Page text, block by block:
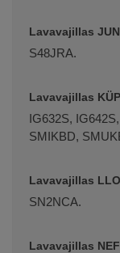
Lavavajillas
S48JRA.
Lavavajillas
IG632S,
SMIKBD,
Lavavajillas
SN2NCA.
Lavavajillas